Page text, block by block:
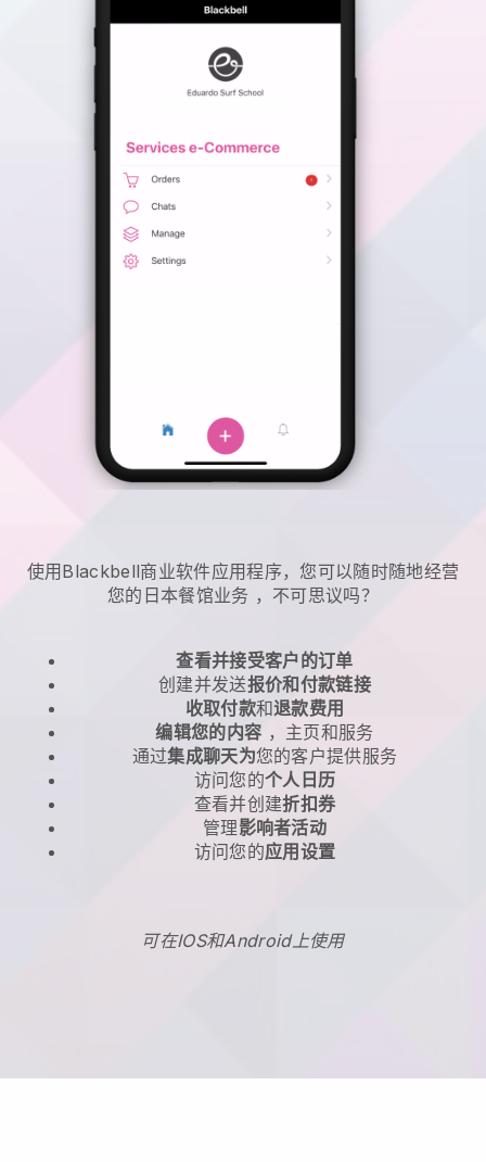
使用Blackbell商业软件应用程序，您可以随时随地经营
您的日本餐馆业务 ，不可思议吗？
查看并接受客户的订单
创建并发送报价和付款链接
收取付款和退款费用
编辑您的内容 ，主页和服务
通过集成聊天为您的客户提供服务
访问您的个人日历
查看并创建折扣券
管理影响者活动
访问您的应用设置
可在IOS和Android上使用